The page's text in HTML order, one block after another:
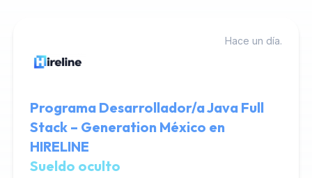
Hace un día.
Programa Desarrollador/a Java Full
Stack – Generation México en
HIRELINE
Sueldo oculto